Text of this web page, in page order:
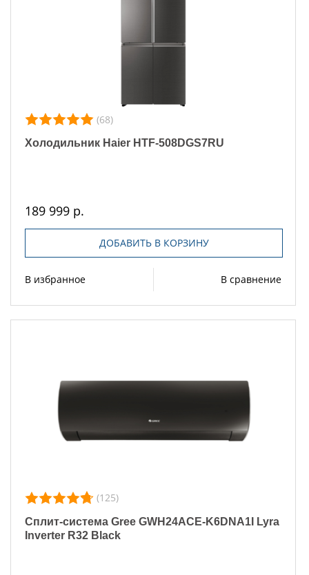
(68)
Холодильник Haier HTF-508DGS7RU
189 999 р.
ДОБАВИТЬ В КОРЗИНУ
В избранное В сравнение
(125)
Сплит-система Gree GWH24ACE-K6DNA1I Lyra
Inverter R32 Black